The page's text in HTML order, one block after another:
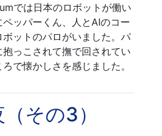
では日本のロボットが働い
ッパーくん、人とAIのコー
ットのパロがいました。パ
っこされて撫で回されてい
で懐かしさを感じました。
その3）